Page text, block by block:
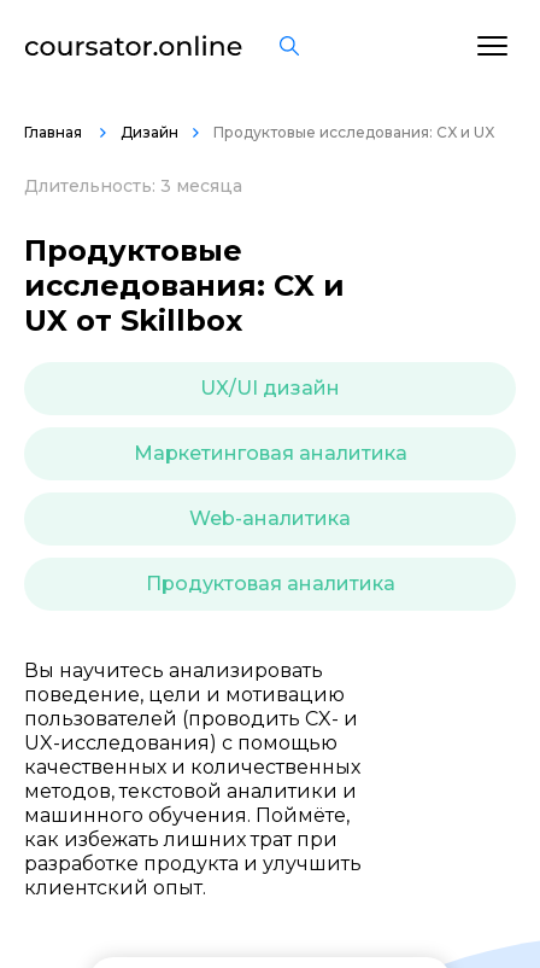
Главная Дизайн Продуктовые исследования: CX и UX
Длительность: 3 месяца
Продуктовые
исследования: CX и
UX от Skillbox
UX/UI дизайн
Маркетинговая аналитика
Web-аналитика
Продуктовая аналитика
Вы научитесь анализировать
поведение, цели и мотивацию
пользователей (проводить CX- и
UX-исследования) с помощью
качественных и количественных
методов, текстовой аналитики и
машинного обучения. Поймёте,
как избежать лишних трат при
разработке продукта и улучшить
клиентский опыт.
Программа обучения *
Уровень организации *